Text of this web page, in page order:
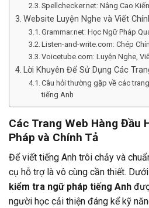
Spellchecker.net: Nâng Cao
Website Luyện Nghe và Viết
Grammar.net: Học Ngữ Pháp
Listen-and-write.com: Chép
Voicetube.com: Luyện Nghe,
Lời Khuyên Để Sử Dụng Các
Câu hỏi thường gặp về các
tiếng Anh
Các Trang Web Hàng Đầu
Pháp và Chính Tả
Để viết tiếng Anh trôi chảy và
cụ hỗ trợ là vô cùng cần thiết.
kiểm tra ngữ pháp tiếng Anh
người học cải thiện đáng kể kỹ